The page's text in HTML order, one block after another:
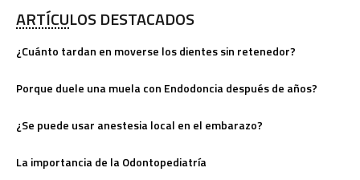
ARTÍCULOS DESTACADOS
¿Cuánto tardan en moverse los dientes sin retenedor?
Porque duele una muela con Endodoncia después de años?
¿Se puede usar anestesia local en el embarazo?
La importancia de la Odontopediatría